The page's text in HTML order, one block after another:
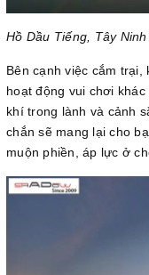
Hồ Dầu Tiếng, Tây Ninh
Bên cạnh việc cắm trại,
hoạt động vui chơi
khí trong lành và cảnh
chắn sẽ mang lại cho
muộn phiền, áp lực ở